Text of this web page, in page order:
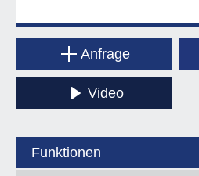
Anfrage
Video
Funktionen